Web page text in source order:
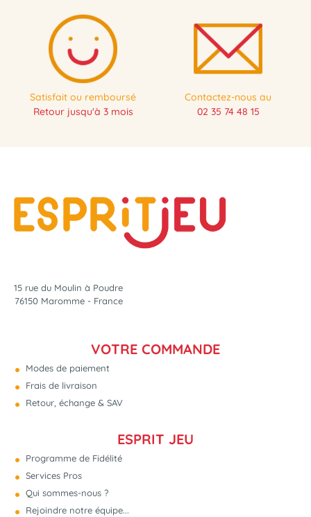
Satisfait ou remboursé
Retour jusqu'à 3 mois
Contactez-nous au
02 35 74 48 15
15 rue du Moulin à Poudre
76150 Maromme - France
VOTRE COMMANDE
Modes de paiement
Frais de livraison
Retour, échange & SAV
ESPRIT JEU
Programme de Fidélité
Services Pros
Qui sommes-nous ?
Rejoindre notre équipe...